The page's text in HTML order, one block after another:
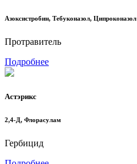
Азоксистробин, Тебуконазол, Ципроконазол
Протравитель
Подробнее
Астэрикс
2,4-Д, Флорасулам
Гербицид